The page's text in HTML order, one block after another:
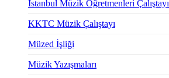
İstanbul Müzik Öğretmenleri Çalıştayı
KKTC Müzik Çalıştayı
Müzed İşliği
Müzik Yazışmaları